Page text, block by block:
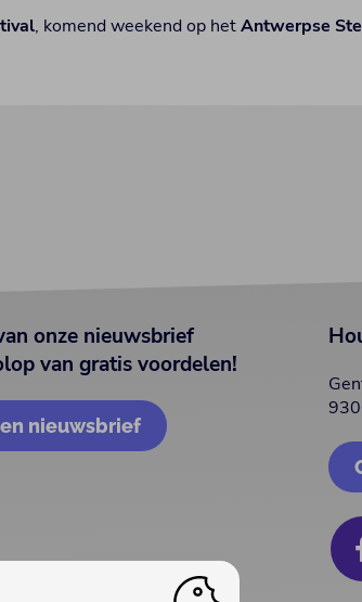
, komend weekend op hetAntwerpse
onze nieuwsbrief
van gratis voordelen!
nieuwsbrief